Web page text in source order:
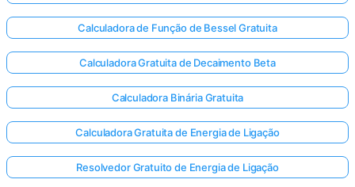
Calculadora de Função de Bessel Gratuita
Calculadora Gratuita de Decaimento Beta
Calculadora Binária Gratuita
Calculadora Gratuita de Energia de Ligação
Resolvedor Gratuito de Energia de Ligação